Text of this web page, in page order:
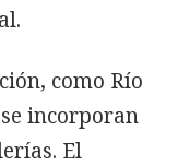
como Río
incorporan
El